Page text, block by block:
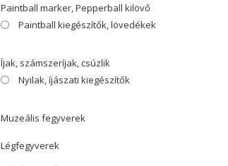
Paintball marker, Pepperball kilövő
Paintball kiegészítők, lövedékek
Íjak, számszeríjak, csúzlik
Nyilak, íjászati kiegészítők
Muzeális fegyverek
Légfegyverek